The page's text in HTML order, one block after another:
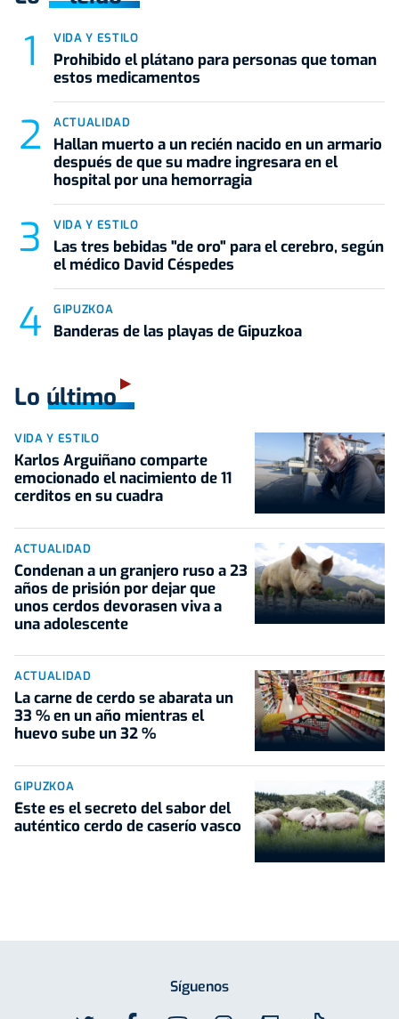
VIDA Y ESTILO
Prohibido el plátano para personas que toman
estos medicamentos
ACTUALIDAD
Hallan muerto a un recién nacido en un armario
después de que su madre ingresara en el
hospital por una hemorragia
VIDA Y ESTILO
Las tres bebidas "de oro" para el cerebro, según
el médico David Céspedes
GIPUZKOA
Banderas de las playas de Gipuzkoa
Lo último
VIDA Y ESTILO
Karlos Arguiñano comparte
emocionado el nacimiento de 11
cerditos en su cuadra
ACTUALIDAD
Condenan a un granjero ruso a 23
años de prisión por dejar que
unos cerdos devorasen viva a
una adolescente
ACTUALIDAD
La carne de cerdo se abarata un
33 % en un año mientras el
huevo sube un 32 %
GIPUZKOA
Este es el secreto del sabor del
auténtico cerdo de caserío vasco
Síguenos